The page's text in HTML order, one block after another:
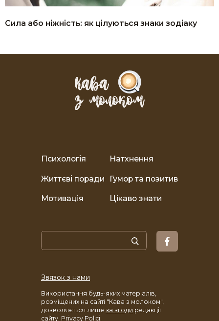
Сила або ніжність: як цілуються знаки зодіаку
Психологія Натхнення
Життєві поради Гумор та позитив
Мотивація Цікаво знати
Звязок з нами
Використання будь-яких матеріалів,
розміщених на сайті "Кава з молоком",
дозволяється лише за згоди редакції
сайту. Privacy Polici.